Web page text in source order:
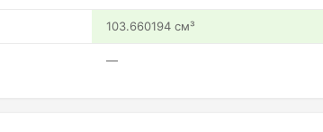
103.660194 см³
—